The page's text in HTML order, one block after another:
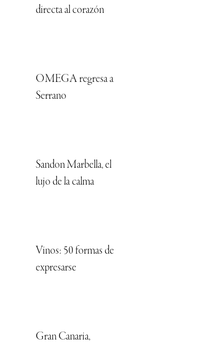
directa al corazón
OMEGA regresa a
Serrano
Sandon Marbella, el
lujo de la calma
Vinos: 50 formas de
expresarse
Gran Canaria,